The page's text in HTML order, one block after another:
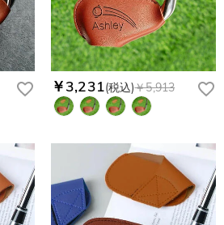
￥3,231(税込)￥5,913